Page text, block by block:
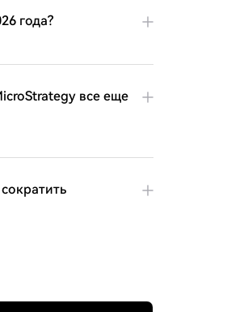
года?
все еще